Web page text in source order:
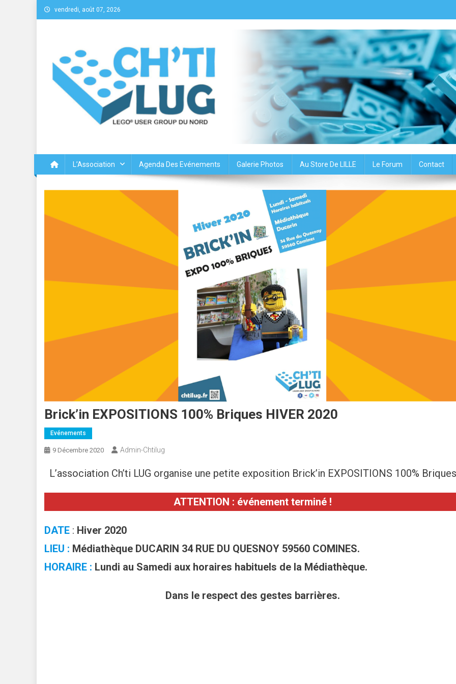
Skip
to
vendredi, août 07, 2026
Chtilug – Lego® User Group du Nord – Association
L’Association Agenda Des Evénements Galerie Photos Au Store De LILLE Le Forum Contact
Brick’in EXPOSITIONS 100% Briques HIVER 2020
Evénements
9 Décembre 2020 Admin-Chtilug
L’association Ch’ti LUG organise une petite exposition Brick’in EXPOSITIONS 100% Briques
ATTENTION : événement terminé !
DATE : Hiver 2020
LIEU : Médiathèque DUCARIN 34 RUE DU QUESNOY 59560 COMINES.
HORAIRE : Lundi au Samedi aux horaires habituels de la Médiathèque.
Dans le respect des gestes barrières.